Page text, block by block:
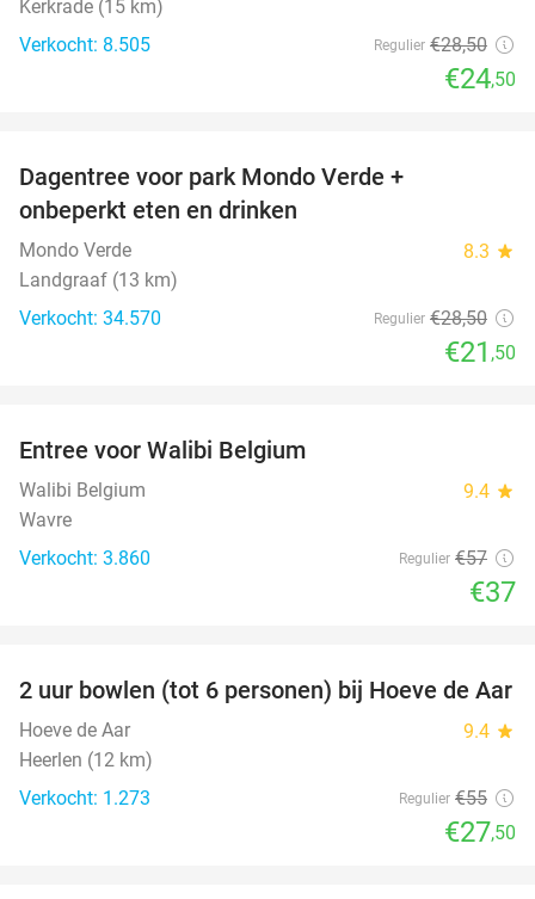
Kerkrade (15 km)
Verkocht: 8.505
Regulier €28,50
€24,50
Dagentree voor park Mondo Verde +
onbeperkt eten en drinken
Mondo Verde 8.3 star
Landgraaf (13 km)
Verkocht: 34.570
Regulier €28,50
€21 ,50
Entree voor Walibi Belgium
Walibi Belgium 9.4 star
Wavre
Verkocht: 3.860
Regulier €57
€37
50%
2 uur bowlen (tot 6 personen) bij Hoeve de Aar
Hoeve de Aar 9.4 star
Heerlen (12 km)
Verkocht: 1.273
Regulier €55
€27,50